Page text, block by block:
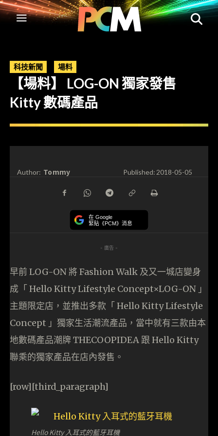
科技新聞 場料
【場料】 LOG-ON 獨家發售
Kitty 數碼產品
Author: Tommy Published:2018-05-05
在 Google
緊貼《PCM》消息
- 廣告 -
早前 LOG-ON 將 Fashion Walk 及又一城店變身
成「 Hello Kitty Lifestyle Concept×LOG-ON 」
主題限定店，並推出多款「 Hello Kitty Lifestyle
Concept 」獨家生活潮流產品，當中就有三款由本
地數碼產品潮牌 THECOOPIDEA 跟 Hello Kitty
聯乘的獨家產品在店內發售。
[row][third_paragraph]
Hello Kitty 入耳式的藍牙耳機